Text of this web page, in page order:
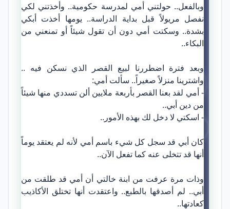
وبالفعل.. حولتني أمي لمدرسة حكومية.. وأخذتني لكي
نفصل مريولاً قبل بداية الدراسة.. يومها أخذت أبكي
بشدة.. وسكتت أمي دون أن تقول شيئاً أو تمنعني من
البكاء..
وبعد فترة اضطررنا لبيع القصر الذي نسكن فيه ..
واشترينا منزلاً صغيراً.. سألت أمي:
- أمي لقد بعنا القصر بأربعة ملايين ألن تسددي منها شيئاً
من دين أبي..
- اسكتي لا دخل لك بهذه الأمور..
كان أبي قد سجل كل شيء باسم أمي لأنه لم يعتقد يوماً
أنها قد تتخلى عنه كما تفعل الآن..
وذات مرة عرفت من ابنة خالتي أن أمي قد طلقت من
أبي.. لم أصدقها بالطبع.. واعتقدت أنها تختلق الأكاذيب
كعادتها..